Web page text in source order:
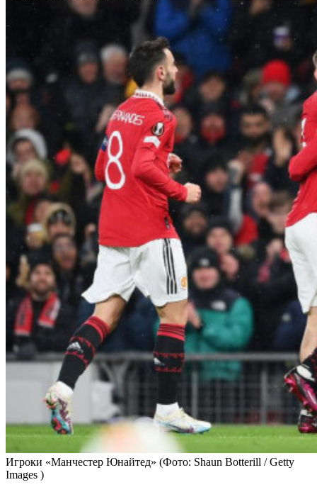
Игроки «Манчестер Юнайтед» (Фото: Shaun Botterill / Getty
Images )